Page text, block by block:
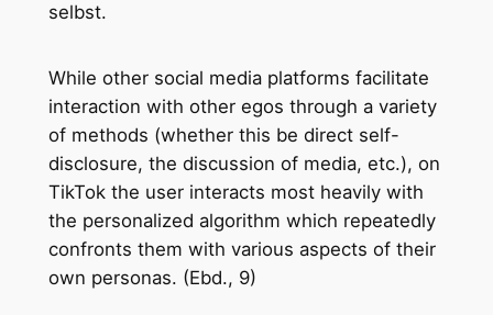
selbst.
While other social media platforms facilitate
interaction with other egos through a variety
of methods (whether this be direct self-
disclosure, the discussion of media, etc.), on
TikTok the user interacts most heavily with
the personalized algorithm which repeatedly
confronts them with various aspects of their
own personas. (Ebd., 9)